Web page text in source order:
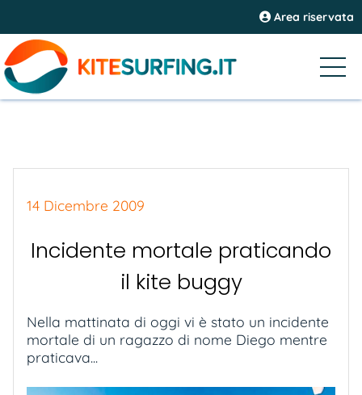
Area riservata
14 Dicembre 2009
Incidente mortale praticando
il kite buggy
Nella mattinata di oggi vi è stato un incidente
mortale di un ragazzo di nome Diego mentre
praticava...